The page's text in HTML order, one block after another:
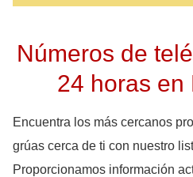
Números de
24 horas en
Encuentra los más cercanos
grúas cerca de ti con nuestro
Proporcionamos información